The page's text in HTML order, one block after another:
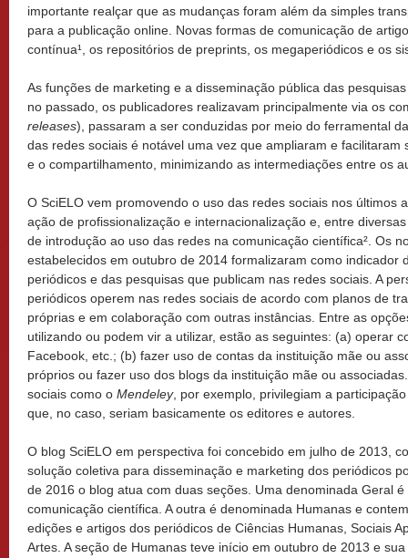
importante realçar que as mudanças foram além da simples
para a publicação online. Novas formas de comunicação de
contínua¹, os repositórios de preprints, os megaperiódicos e os
As funções de marketing e a disseminação pública das
no passado, os publicadores realizavam principalmente via os
releases), passaram a ser conduzidas por meio do ferramental
das redes sociais é notável uma vez que ampliaram e facilitaram
e o compartilhamento, minimizando as intermediações entre os
O SciELO vem promovendo o uso das redes sociais nos últimos
ação de profissionalização e internacionalização e, entre
de introdução ao uso das redes na comunicação científica². Os
estabelecidos em outubro de 2014 formalizaram como indicador
periódicos e das pesquisas que publicam nas redes sociais. A
periódicos operem nas redes sociais de acordo com planos de
próprias e em colaboração com outras instâncias. Entre as
utilizando ou podem vir a utilizar, estão as seguintes: (a) operar
Facebook, etc.; (b) fazer uso de contas da instituição mãe ou
próprios ou fazer uso dos blogs da instituição mãe ou
sociais como o Mendeley, por exemplo, privilegiam a
que, no caso, seriam basicamente os editores e autores.
O blog SciELO em perspectiva foi concebido em julho de 2013,
solução coletiva para disseminação e marketing dos periódicos
de 2016 o blog atua com duas seções. Uma denominada Geral
comunicação científica. A outra é denominada Humanas e
edições e artigos dos periódicos de Ciências Humanas, Sociais
Artes. A seção de Humanas teve início em outubro de 2013 e